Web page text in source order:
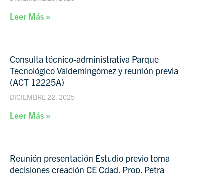
Leer Más »
Consulta técnico-administrativa Parque
Tecnológico Valdemingómez y reunión previa
(ACT 12225A)
DICIEMBRE 22, 2025
Leer Más »
Reunión presentación Estudio previo toma
decisiones creación CE Cdad. Prop. Petra